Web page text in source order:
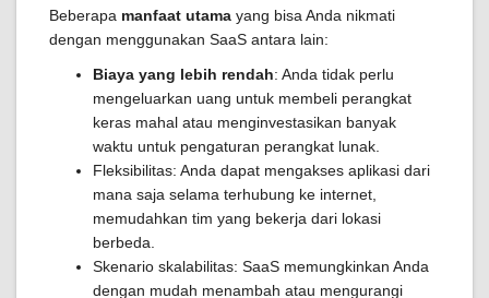
Beberapa manfaat utama yang bisa Anda nikmati
dengan menggunakan SaaS antara lain:
Biaya yang lebih rendah: Anda tidak perlu
mengeluarkan uang untuk membeli perangkat
keras mahal atau menginvestasikan banyak
waktu untuk pengaturan perangkat lunak.
Fleksibilitas: Anda dapat mengakses aplikasi dari
mana saja selama terhubung ke internet,
memudahkan tim yang bekerja dari lokasi
berbeda.
Skenario skalabilitas: SaaS memungkinkan Anda
dengan mudah menambah atau mengurangi